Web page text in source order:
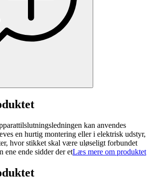
kan anvendes
en hurtig montering eller i elektrisk udstyr,
hvor stikket skal være uløseligt forbundet
ene ende sidder der etLæs mere om produktet